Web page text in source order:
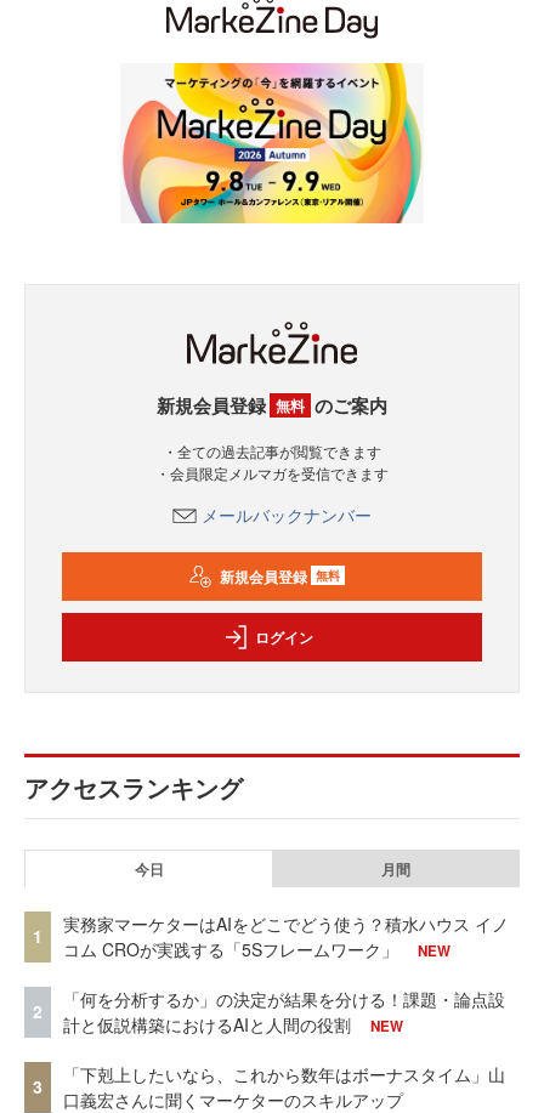
新規会員登録 無料 のご案内
・全ての過去記事が閲覧できます
・会員限定メルマガを受信できます
メールバックナンバー
新規会員登録 無料
ログイン
アクセスランキング
今日 月間
1
実務家マーケターはAIをどこでどう使う？積水ハウス イノ
コム CROが実践する「5Sフレームワーク」
NEW
2
「何を分析するか」の決定が結果を分ける！課題・論点設
計と仮説構築におけるAIと人間の役割
NEW
3
「下剋上したいなら、これから数年はボーナスタイム」山
口義宏さんに聞くマーケターのスキルアップ